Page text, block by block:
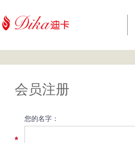
会员注册
您的名字：
*